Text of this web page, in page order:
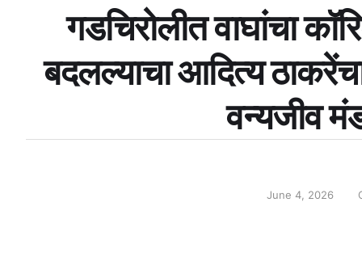
गडचिरोलीत वाघांचा
बदलल्याचा आदित्य
वन्यजीव
June 4, 2026